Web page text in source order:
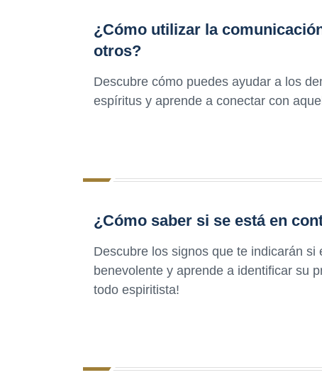
¿Cómo utilizar la
otros?
Descubre cómo puedes ayudar a los
espíritus y aprende a conectar con
¿Cómo saber si se está en
Descubre los signos que te indicarán
benevolente y aprende a identificar su
todo espiritista!